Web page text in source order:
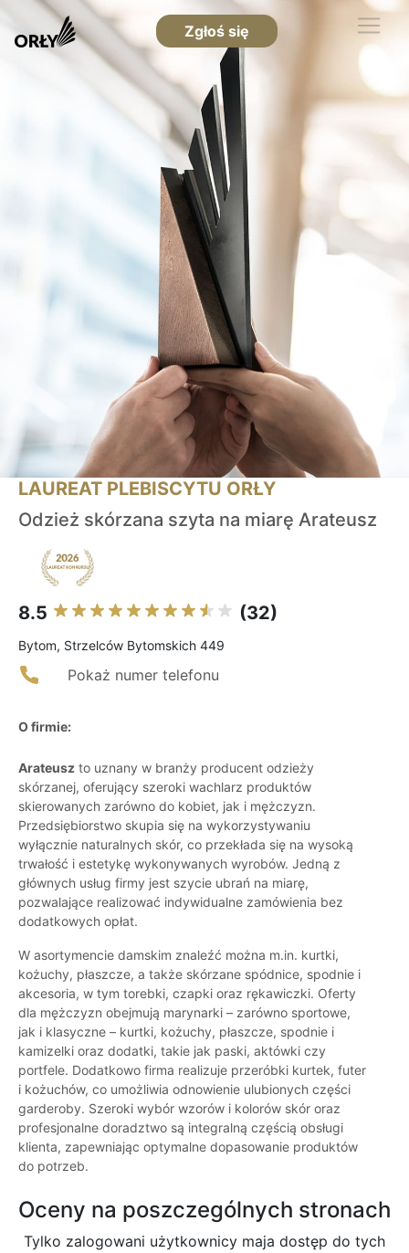
Zgłoś się
LAUREAT PLEBISCYTU ORŁY
Odzież skórzana szyta na miarę Arateusz
8.5 (32)
Bytom, Strzelców Bytomskich 449
Pokaż numer telefonu
O firmie:
Arateusz to uznany w branży producent odzieży
skórzanej, oferujący szeroki wachlarz produktów
skierowanych zarówno do kobiet, jak i mężczyzn.
Przedsiębiorstwo skupia się na wykorzystywaniu
wyłącznie naturalnych skór, co przekłada się na wysoką
trwałość i estetykę wykonywanych wyrobów. Jedną z
głównych usług firmy jest szycie ubrań na miarę,
pozwalające realizować indywidualne zamówienia bez
dodatkowych opłat.
W asortymencie damskim znaleźć można m.in. kurtki,
kożuchy, płaszcze, a także skórzane spódnice, spodnie i
akcesoria, w tym torebki, czapki oraz rękawiczki. Oferty
dla mężczyzn obejmują marynarki – zarówno sportowe,
jak i klasyczne – kurtki, kożuchy, płaszcze, spodnie i
kamizelki oraz dodatki, takie jak paski, aktówki czy
portfele. Dodatkowo firma realizuje przeróbki kurtek, futer
i kożuchów, co umożliwia odnowienie ulubionych części
garderoby. Szeroki wybór wzorów i kolorów skór oraz
profesjonalne doradztwo są integralną częścią obsługi
klienta, zapewniając optymalne dopasowanie produktów
do potrzeb.
Oceny na poszczególnych stronach
Tylko zalogowani użytkownicy maja dostęp do tych